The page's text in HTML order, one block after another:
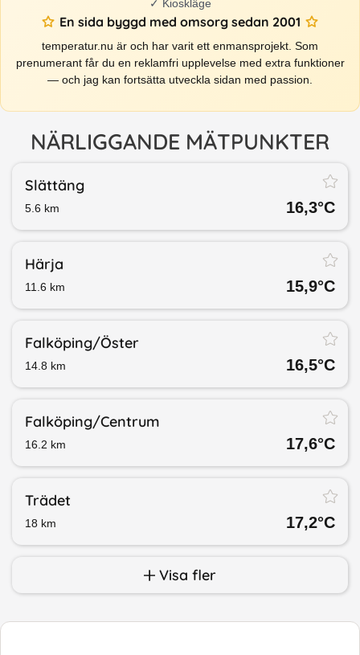
✓ Kioskläge
En sida byggd med omsorg sedan 2001
temperatur.nu är och har varit ett enmansprojekt. Som
prenumerant får du en reklamfri upplevelse med extra funktioner
— och jag kan fortsätta utveckla sidan med passion.
NÄRLIGGANDE MÄTPUNKTER
Slättäng
5.6 km 16,3°C
Härja
11.6 km 15,9°C
Falköping/​Öster
14.8 km 16,5°C
Falköping/​Centrum
16.2 km 17,6°C
Trädet
18 km 17,2°C
Visa fler